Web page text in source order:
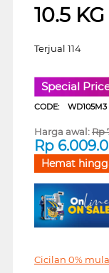
10.5
Terjual 114
Special
CODE: WD105M3
Harga awal:Rp
Rp
Hemat
Cicilan 0%